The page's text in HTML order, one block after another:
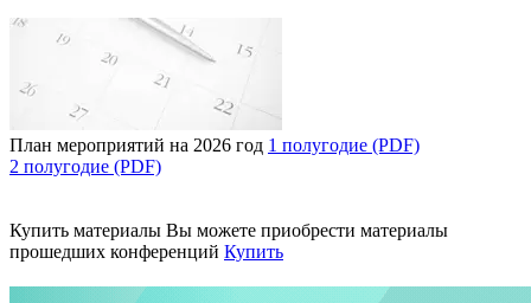
План мероприятий на 2026 год 1 полугодие (PDF)
2 полугодие (PDF)
Купить материалы Вы можете приобрести материалы
прошедших конференций Купить